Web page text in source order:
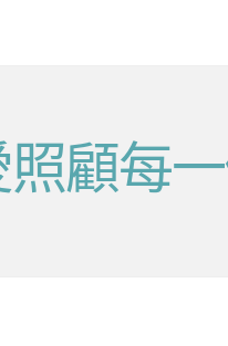
顧每